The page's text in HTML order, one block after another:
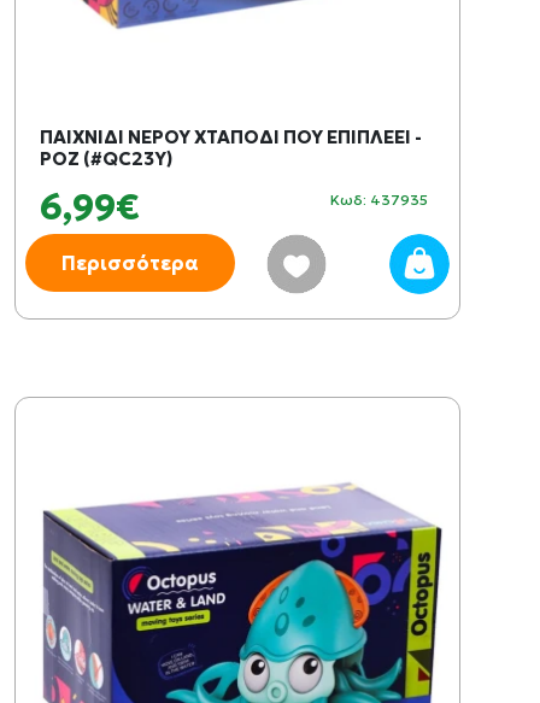
ΠΑΙΧΝΙΔΙ ΝΕΡΟΥ ΧΤΑΠΟΔΙ ΠΟΥ ΕΠΙΠΛΕΕΙ -
ΡΟΖ (#QC23Y)
6,99€ Κωδ: 437935
Περισσότερα